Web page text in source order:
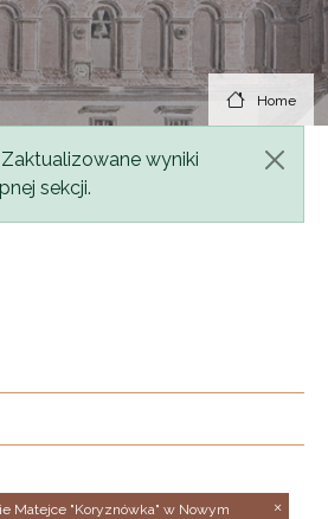
Home
wyniki
sekcji.
Matejce "Koryznówka" w Nowym